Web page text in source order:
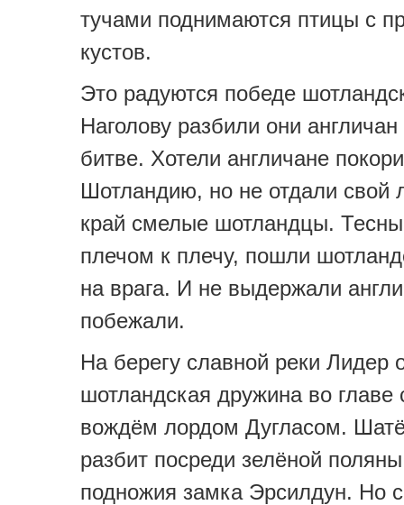
тучами поднимаются птицы с
кустов.
Это радуются победе
Наголову разбили они
битве. Хотели англичане
Шотландию, но не отдали
край смелые шотландцы.
плечом к плечу, пошли
на врага. И не выдержали
побежали.
На берегу славной реки Лидер
шотландская дружина во главе
вождём лордом Дугласом.
разбит посреди зелёной
подножия замка Эрсилдун. Но